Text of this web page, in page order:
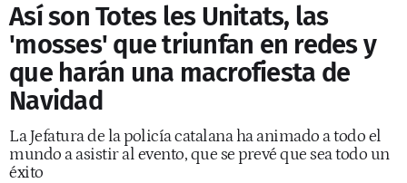
Así son Totes les Unitats, las
'mosses' que triunfan en redes y
que harán una macrofiesta de
Navidad
La Jefatura de la policía catalana ha animado a todo el
mundo a asistir al evento, que se prevé que sea todo un
éxito